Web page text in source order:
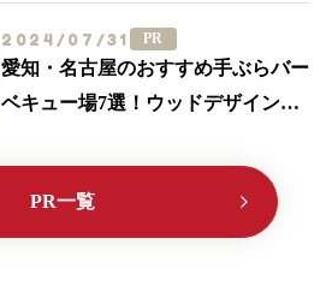
2024/07/31 PR
愛知・名古屋のおすすめ手ぶらバー
ベキュー場7選！ウッドデザインパ
PR一覧